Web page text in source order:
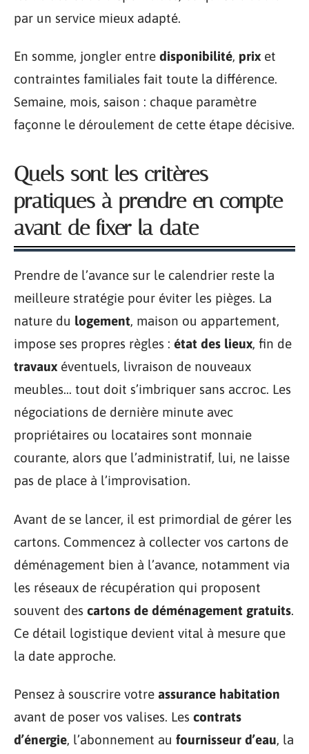
par un service mieux adapté.
En somme, jongler entre disponibilité, prix et
contraintes familiales fait toute la différence.
Semaine, mois, saison : chaque paramètre
façonne le déroulement de cette étape décisive.
Quels sont les critères
pratiques à prendre en compte
avant de fixer la date
Prendre de l’avance sur le calendrier reste la
meilleure stratégie pour éviter les pièges. La
nature du logement, maison ou appartement,
impose ses propres règles : état des lieux, fin de
travaux éventuels, livraison de nouveaux
meubles… tout doit s’imbriquer sans accroc. Les
négociations de dernière minute avec
propriétaires ou locataires sont monnaie
courante, alors que l’administratif, lui, ne laisse
pas de place à l’improvisation.
Avant de se lancer, il est primordial de gérer les
cartons. Commencez à collecter vos cartons de
déménagement bien à l’avance, notamment via
les réseaux de récupération qui proposent
souvent des cartons de déménagement gratuits.
Ce détail logistique devient vital à mesure que
la date approche.
Pensez à souscrire votre assurance habitation
avant de poser vos valises. Les contrats
d’énergie, l’abonnement au fournisseur d’eau, la